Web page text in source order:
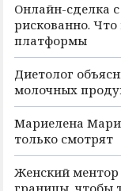
Онлайн-сделка
рискованно.
платформы
Диетолог
молочных
Мариелена
только смотрят
Женский ментор
границы, чтобы